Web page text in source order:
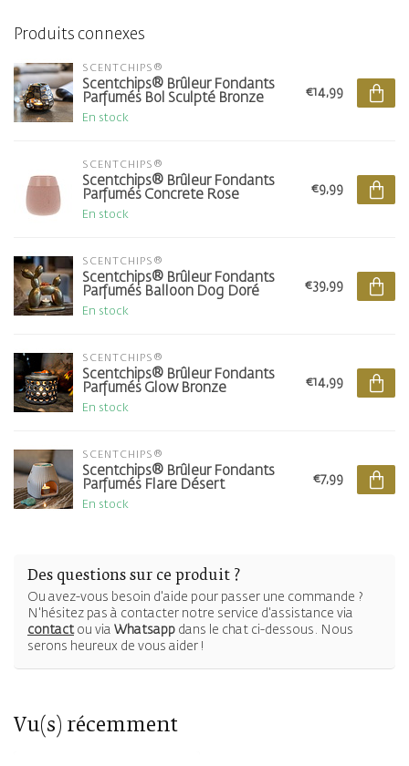
Produits connexes
SCENTCHIPS®
Scentchips® Brûleur Fondants
Parfumés Bol Sculpté Bronze
En stock
€14,99
SCENTCHIPS®
Scentchips® Brûleur Fondants
Parfumés Concrete Rose
En stock
€9,99
SCENTCHIPS®
Scentchips® Brûleur Fondants
Parfumés Balloon Dog Doré
En stock
€39,99
SCENTCHIPS®
Scentchips® Brûleur Fondants
Parfumés Glow Bronze
En stock
€14,99
SCENTCHIPS®
Scentchips® Brûleur Fondants
Parfumés Flare Désert
En stock
€7,99
Des questions sur ce produit ?
Ou avez-vous besoin d'aide pour passer une commande ?
N'hésitez pas à contacter notre service d'assistance via
contactou via Whatsapp dans le chat ci-dessous. Nous
serons heureux de vous aider !
Vu(s) récemment